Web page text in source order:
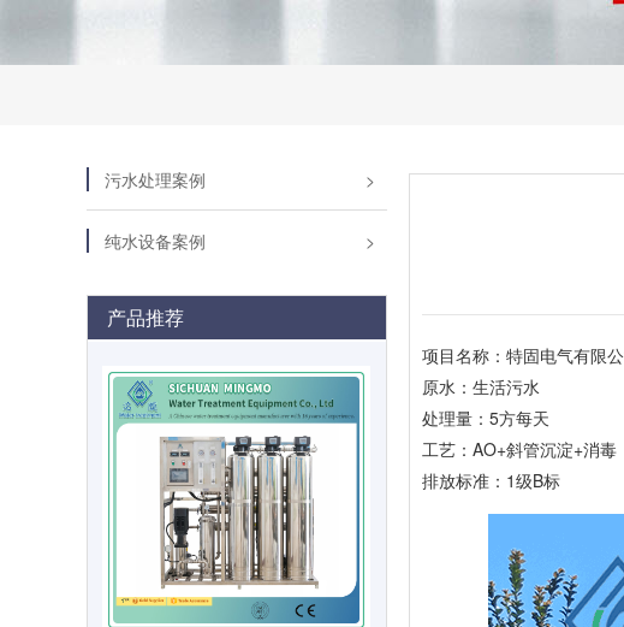
污水处理案例
纯水设备案例
产品推荐
项目名称：特固电气有限
原水：生活污水
处理量：5方每天
工艺：AO+斜管沉淀+消毒
排放标准：1级B标